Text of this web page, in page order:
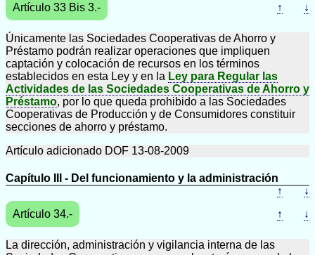
Artículo 33 Bis 3.- ↑ ↓
Únicamente las Sociedades Cooperativas de Ahorro y
Préstamo podrán realizar operaciones que impliquen
captación y colocación de recursos en los términos
establecidos en esta Ley y en la Ley para Regular las
Actividades de las Sociedades Cooperativas de Ahorro y
Préstamo, por lo que queda prohibido a las Sociedades
Cooperativas de Producción y de Consumidores constituir
secciones de ahorro y préstamo.
Artículo adicionado DOF 13-08-2009
Capítulo III - Del funcionamiento y la administración
↑
↓
Artículo 34.-
↑ ↓
La dirección, administración y vigilancia interna de las